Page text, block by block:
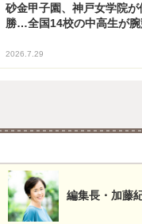
砂金甲子園、神戸女学院が
勝…全国14校の中高生が腕
2026.7.29
編集長・加藤